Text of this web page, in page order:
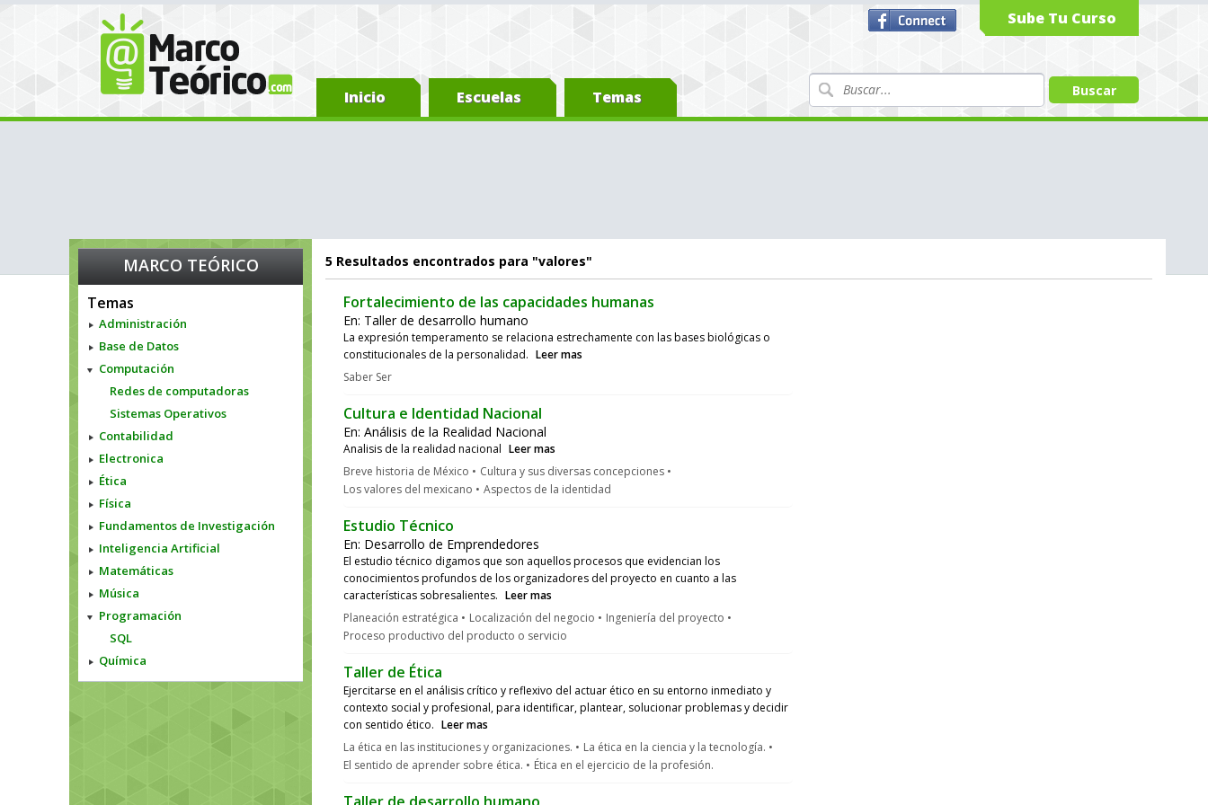
Inicio Escuelas Temas
Sube Tu Curso
MARCO TEÓRICO
Temas
Administración
Base de Datos
Computación
Redes de computadoras
Sistemas Operativos
Contabilidad
Electronica
Ética
Física
Fundamentos de Investigación
Inteligencia Artificial
Matemáticas
Música
Programación
SQL
Química
5 Resultados encontrados para "valores"
Fortalecimiento de las capacidades humanas
En: Taller de desarrollo humano
La expresión temperamento se relaciona estrechamente con las bases biológicas o
constitucionales de la personalidad. Leer mas
Saber Ser
Cultura e Identidad Nacional
En: Análisis de la Realidad Nacional
Analisis de la realidad nacional Leer mas
Breve historia de México
Cultura y sus diversas concepciones
Los valores del mexicano
Aspectos de la identidad
Estudio Técnico
En: Desarrollo de Emprendedores
El estudio técnico digamos que son aquellos procesos que evidencian los
conocimientos profundos de los organizadores del proyecto en cuanto a las
características sobresalientes. Leer mas
Planeación estratégica
Localización del negocio
Ingeniería del proyecto
Proceso productivo del producto o servicio
Taller de Ética
Ejercitarse en el análisis crítico y reflexivo del actuar ético en su entorno inmediato y
contexto social y profesional, para identificar, plantear, solucionar problemas y decidir
con sentido ético. Leer mas
La ética en las instituciones y organizaciones.
La ética en la ciencia y la tecnología.
El sentido de aprender sobre ética.
Ética en el ejercicio de la profesión.